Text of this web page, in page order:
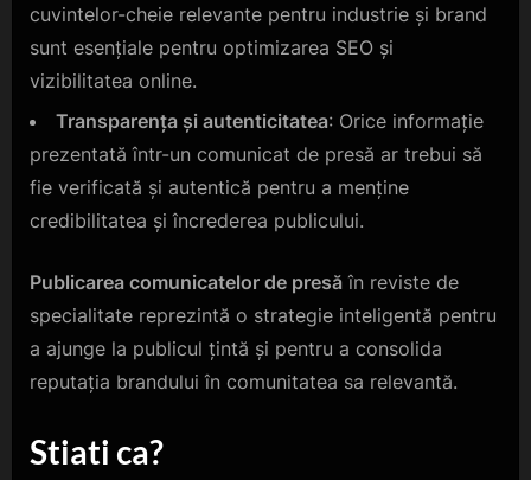
cuvintelor-cheie relevante pentru industrie și brand
sunt esențiale pentru optimizarea SEO și
vizibilitatea online.
Transparența și autenticitatea: Orice informație
prezentată într-un comunicat de presă ar trebui să
fie verificată și autentică pentru a menține
credibilitatea și încrederea publicului.
Publicarea comunicatelor de presă în reviste de
specialitate reprezintă o strategie inteligentă pentru
a ajunge la publicul țintă și pentru a consolida
reputația brandului în comunitatea sa relevantă.
Stiati ca?